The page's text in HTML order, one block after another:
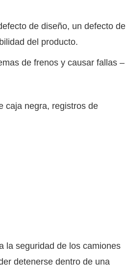
de diseño, un defecto de
del producto.
de frenos y causar fallas –
caja negra, registros de
la seguridad de los camiones
detenerse dentro de una